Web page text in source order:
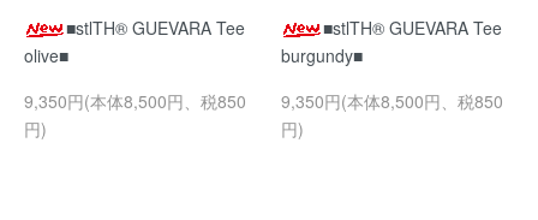
■stlTH® GUEVARA Tee
olive■
9,350円(本体8,500円、税850
円)
■stlTH® GUEVARA Tee
burgundy■
9,350円(本体8,500円、税850
円)